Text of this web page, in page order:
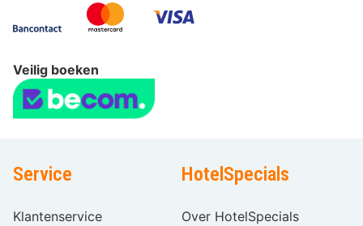
Veilig boeken
Service
Klantenservice
HotelSpecials
Over HotelSpecials